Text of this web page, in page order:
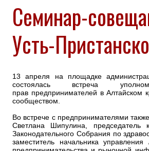
Семинар-
Усть-
13 апреля на площадке
состоялась встреча
прав предпринимателей в Алтайском
сообществом.
Во встрече с предпринимателями
Светлана Шипулина, председатель
Законодательного Собрания по
заместитель начальника